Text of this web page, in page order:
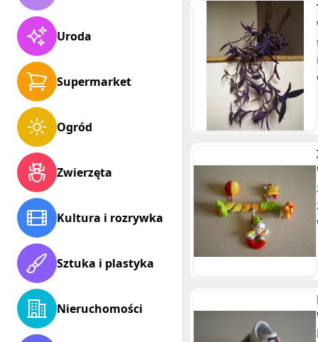
Uroda
Supermarket
Ogród
Zwierzęta
Kultura i rozrywka
Sztuka i plastyka
Nieruchomości